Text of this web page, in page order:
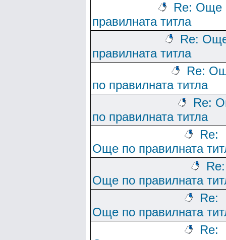
Re: Още
правилната титла
Re:
правилната титла
Re:
по правилната титла
Re:
по правилната титла
Re:
Още по правилната
Re:
Още по правилната
Re:
Още по правилната
Re: